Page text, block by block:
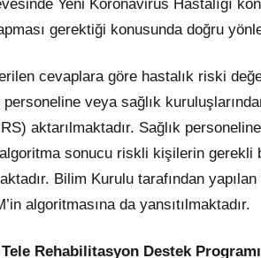
Yeni Koronavirüs Hastalığı
gerektiği konusunda doğru
cevaplara göre hastalık riski
veya sağlık
aktarılmaktadır. Sağlık
sonucu riskli kişilerin gerekli
Bilim Kurulu tarafından
algoritmasına da yansıtılmaktadır.
Rehabilitasyon Destek